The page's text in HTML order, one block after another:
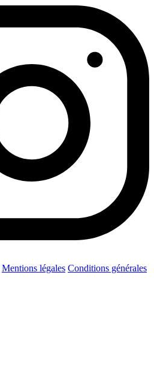
Mentions légales Conditions générales